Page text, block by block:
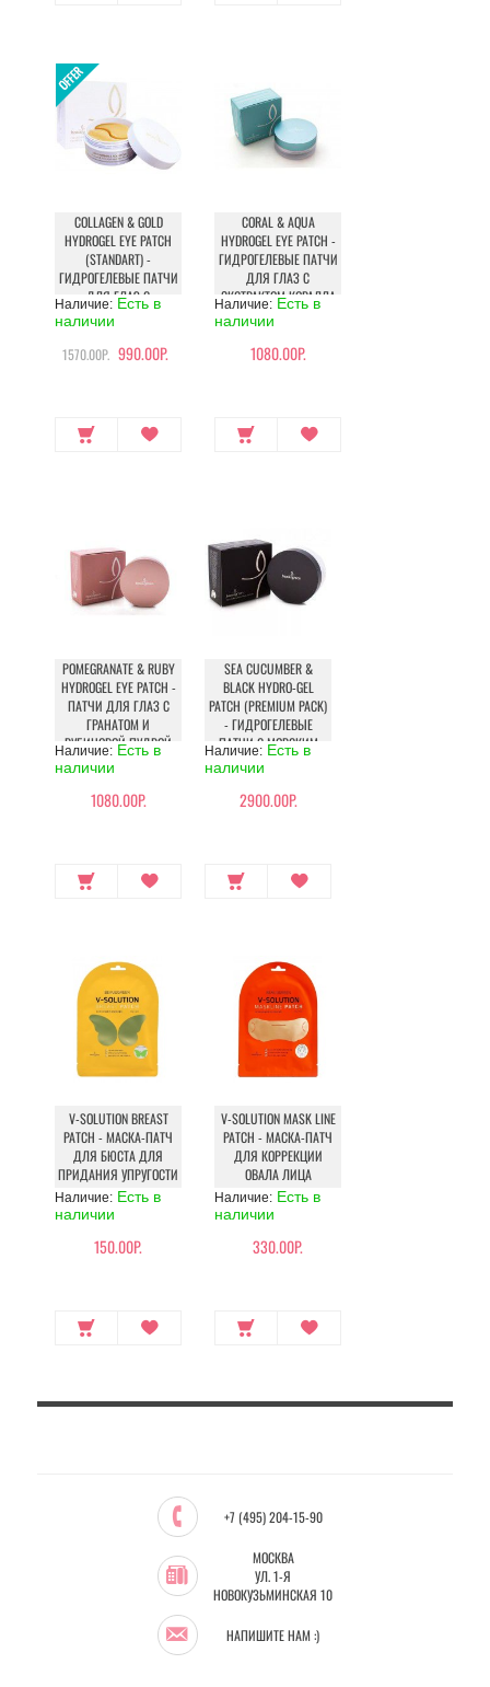
COLLAGEN & GOLD
HYDROGEL EYE PATCH
(STANDART) -
ГИДРОГЕЛЕВЫЕ ПАТЧИ
ДЛЯ ГЛАЗ C
КОЛЛАГЕНОМ И
ЗОЛОТОМ
Наличие: Есть в
наличии
1570.00Р. 990.00Р.
CORAL & AQUA
HYDROGEL EYE PATCH -
ГИДРОГЕЛЕВЫЕ ПАТЧИ
ДЛЯ ГЛАЗ С
ЭКСТРАКТОМ КОРАЛЛА
Наличие: Есть в
наличии
1080.00Р.
POMEGRANATE & RUBY
HYDROGEL EYE PATCH -
ПАТЧИ ДЛЯ ГЛАЗ С
ГРАНАТОМ И
РУБИНОВОЙ ПУДРОЙ
Наличие: Есть в
наличии
1080.00Р.
SEA CUCUMBER &
BLACK HYDRO-GEL
PATCH (PREMIUM PACK)
- ГИДРОГЕЛЕВЫЕ
ПАТЧИ С МОРСКИМ
ОГУРЦОМ ДЛЯ КОЖИ
Наличие: Есть в
наличии
2900.00Р.
V-SOLUTION BREAST
PATCH - МАСКА-ПАТЧ
ДЛЯ БЮСТА ДЛЯ
ПРИДАНИЯ УПРУГОСТИ
Наличие: Есть в
наличии
150.00Р.
V-SOLUTION MASK LINE
PATCH - МАСКА-ПАТЧ
ДЛЯ КОРРЕКЦИИ
ОВАЛА ЛИЦА
Наличие: Есть в
наличии
330.00Р.
+7 (495) 204-15-90
МОСКВА
УЛ. 1-Я
НОВОКУЗЬМИНСКАЯ 10
НАПИШИТЕ НАМ :)